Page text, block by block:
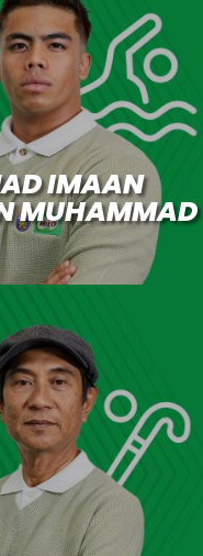
IMAAN
MUHAMMAD